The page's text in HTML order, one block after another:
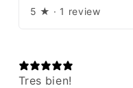
5 ★ · 1 review
Tres bien!